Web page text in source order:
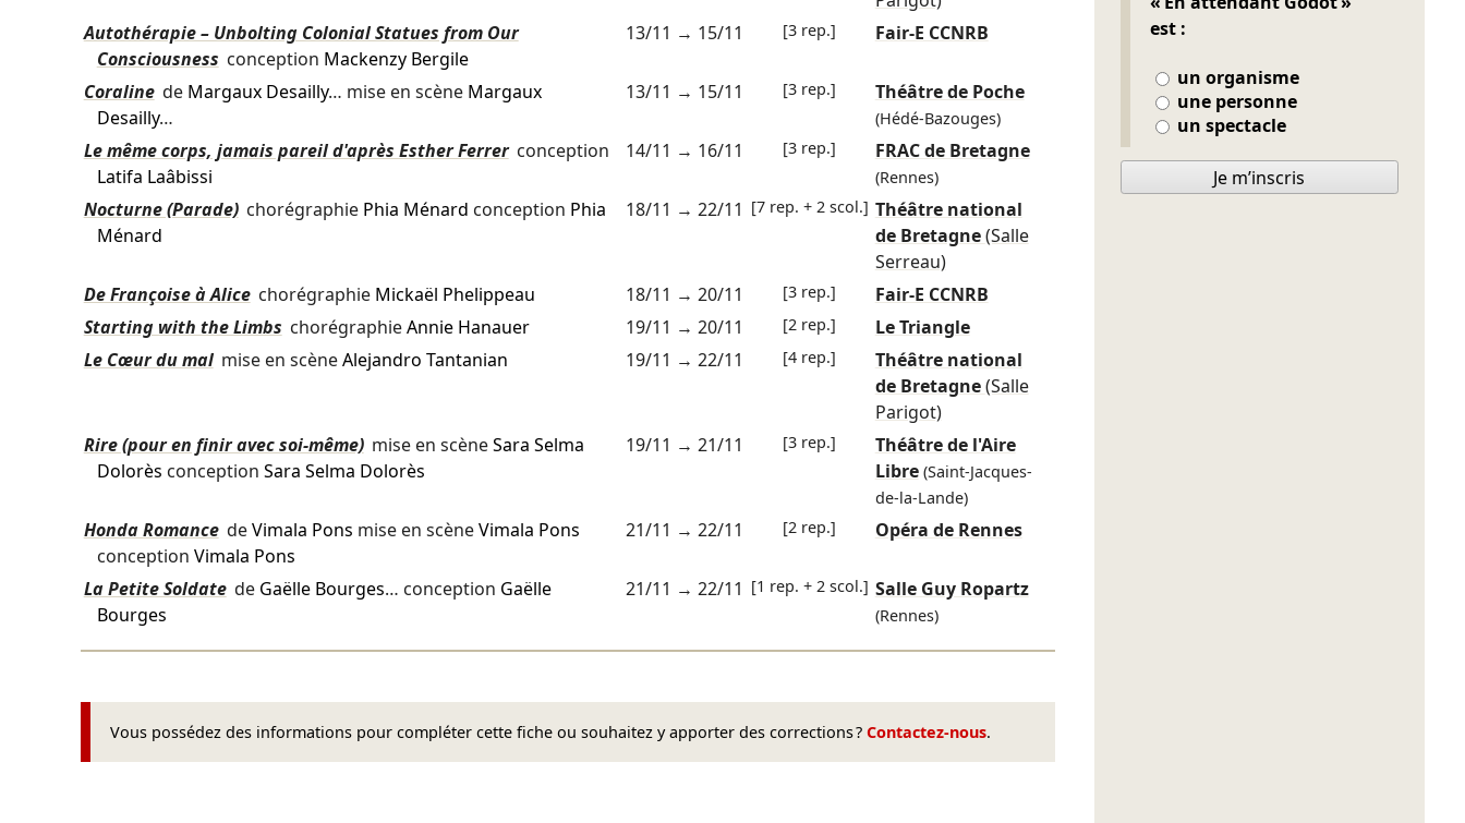
Autothérapie – Unbolting Colonial Statues from Our
Consciousness conception Mackenzy Bergile
13/11 → 15/11 [3 rep.] Fair-E CCNRB
Coraline de Margaux Desailly… mise en scène Margaux
Desailly…
13/11 → 15/11 [3 rep.] Théâtre de Poche
(Hédé-Bazouges)
Le même corps, jamais pareil d'après Esther Ferrer conception
Latifa Laâbissi
14/11 → 16/11 [3 rep.] FRAC de Bretagne
(Rennes)
Nocturne (Parade) chorégraphie Phia Ménard conception Phia
Ménard
18/11 → 22/11 [7 rep. + 2 scol.] Théâtre national
de Bretagne(Salle
Serreau)
De Françoise à Alice chorégraphie Mickaël Phelippeau 18/11 → 20/11 [3 rep.]
Fair-E CCNRB
Starting with the Limbs chorégraphieAnnie Hanauer 19/11 → 20/11 [2 rep.]
Le Triangle
Le Cœur du mal mise en scèneAlejandro Tantanian 19/11 → 22/11 [4 rep.]
Théâtre national
de Bretagne(Salle
Parigot)
Rire (pour en finir avec soi-même) mise en scèneSara Selma
Dolorès conception Sara Selma Dolorès
19/11 → 21/11 [3 rep.]
Théâtre de l'Aire
Libre (Saint-Jacques-
de-la-Lande)
Honda Romance deVimala Pons mise en scèneVimala Pons
conception Vimala Pons
21/11 → 22/11 [2 rep.] Opéra de Rennes
La Petite Soldate de Gaëlle Bourges… conception Gaëlle
Bourges
21/11 → 22/11 [1 rep. + 2 scol.] Salle Guy Ropartz
(Rennes)
Vous possédez des informations pour compléter cette fiche ou souhaitez y apporter des corrections ? Contactez-nous.
est :
un organisme
une personne
un spectacle
Je m’inscris